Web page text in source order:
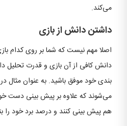
می‌کند.
داشتن دانش از بازی
اصلا مهم نیست که شما بر روی کدام
دانش کافی از آن بازی و قدرت تحلیل
بندی خود موفق باشید. به عنوان مثال
می‌شوند که علاوه بر پیش بینی دست خود
هم پیش بینی کنند و درصد برد خود را